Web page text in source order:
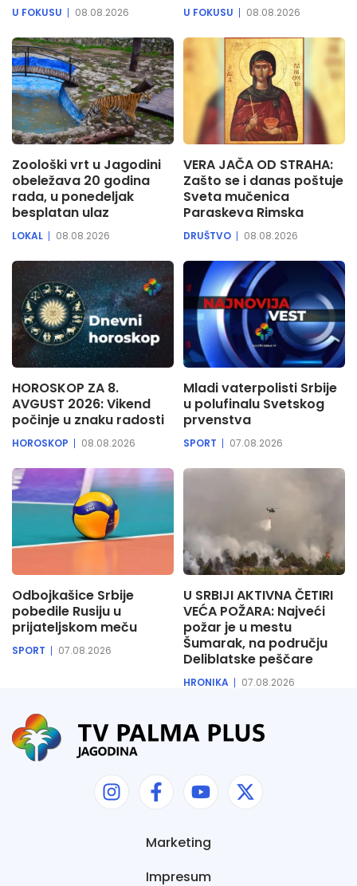
U FOKUSU 08.08.2026 U FOKUSU 08.08.2026
Zoološki vrt u Jagodini
obeležava 20 godina
rada, u ponedeljak
besplatan ulaz
LOKAL 08.08.2026
VERA JAČA OD STRAHA:
Zašto se i danas poštuje
Sveta mučenica
Paraskeva Rimska
DRUŠTVO 08.08.2026
HOROSKOP ZA 8.
AVGUST 2026: Vikend
počinje u znaku radosti
HOROSKOP 08.08.2026
Mladi vaterpolisti Srbije
u polufinalu Svetskog
prvenstva
SPORT 07.08.2026
Odbojkašice Srbije
pobedile Rusiju u
prijateljskom meču
SPORT 07.08.2026
U SRBIJI AKTIVNA ČETIRI
VEĆA POŽARA: Najveći
požar je u mestu
Šumarak, na području
Deliblatske peščare
HRONIKA 07.08.2026
Marketing
Impresum